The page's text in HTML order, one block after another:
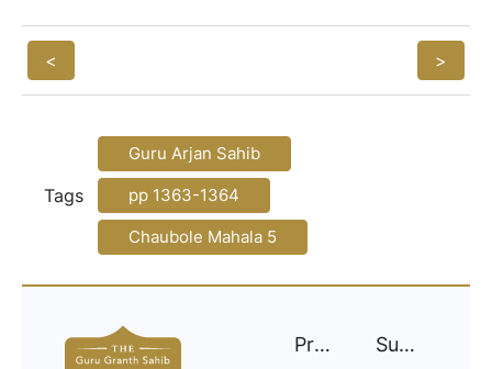
< >
Tags
Guru Arjan Sahib
pp 1363-1364
Chaubole Mahala 5
Project Support